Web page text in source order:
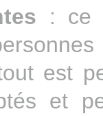
: ce
est
et